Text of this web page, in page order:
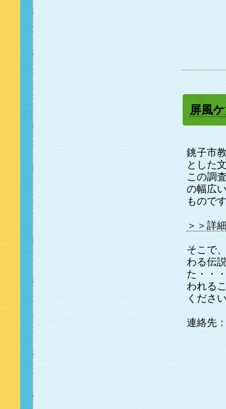
屏風
銚子市
とした
この調
の幅広
もので
＞＞詳
そこで
わる伝
た・・
われる
くださ
連絡先